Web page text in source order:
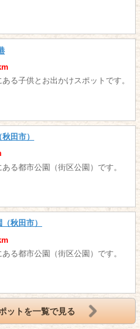
る子供とお出かけスポットです。
田市）
る都市公園（街区公園）です。
秋田市）
る都市公園（街区公園）です。
ットを一覧で見る